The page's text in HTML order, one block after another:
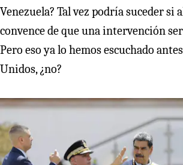
Venezuela? Tal vez podría suceder si
convence de que una intervención
Pero eso ya lo hemos escuchado
Unidos, ¿no?